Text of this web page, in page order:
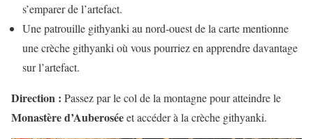
s’emparer de l’artefact.
Une patrouille githyanki au nord-ouest de la carte mentionne
une crèche githyanki où vous pourriez en apprendre davantage
sur l’artefact.
Direction : Passez par le col de la montagne pour atteindre le
Monastère d’Auberoséeet accéder à la crèche githyanki.